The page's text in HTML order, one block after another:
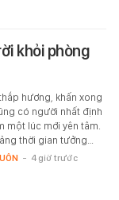
khỏi phòng
hương, khấn xong
có người nhất định
một lúc mới yên tâm.
thời gian tưởng…
- 4 giờ trước